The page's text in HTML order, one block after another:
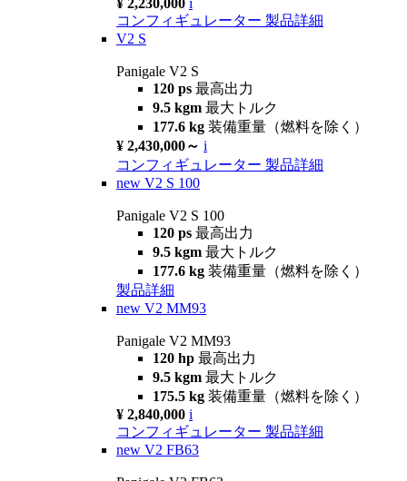
¥ 2,230,000 i
コンフィギュレーター 製品詳細
V2 S
Panigale V2 S
120 ps 最高出力
9.5 kgm 最大トルク
177.6 kg 装備重量（燃料を除く）
¥ 2,430,000～ i
コンフィギュレーター 製品詳細
new V2 S 100
Panigale V2 S 100
120 ps 最高出力
9.5 kgm 最大トルク
177.6 kg 装備重量（燃料を除く）
製品詳細
new V2 MM93
Panigale V2 MM93
120 hp 最高出力
9.5 kgm 最大トルク
175.5 kg 装備重量（燃料を除く）
¥ 2,840,000 i
コンフィギュレーター 製品詳細
new V2 FB63